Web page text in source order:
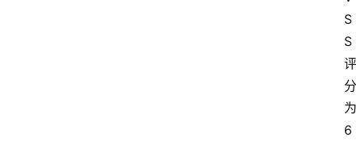
S
S
评
分
为
6